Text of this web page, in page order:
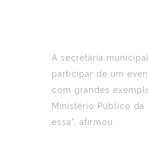
A secretária
participar de um
com grandes
Ministério Público da
essa”, afirmou.